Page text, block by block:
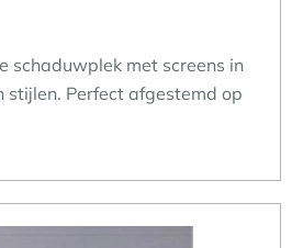
schaduwplek met screens in
stijlen. Perfect afgestemd op